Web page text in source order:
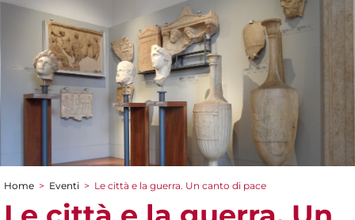
Tu sei qui
Home > Eventi > Le città e la guerra. Un canto di pace